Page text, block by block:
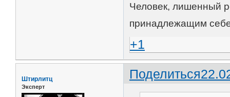
Человек, лишенный
принадлежащим
+1
Поделиться
Штирлитц
Эксперт